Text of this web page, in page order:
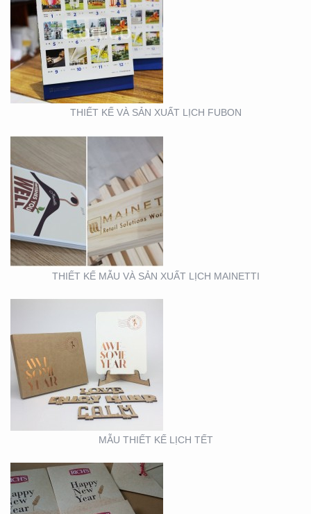
THIẾT KẾ VÀ SẢN XUẤT LỊCH FUBON
THIẾT KẾ MẪU VÀ SẢN
XUẤT LỊCH MAINETTI
THIẾT KẾ MẪU VÀ SẢN XUẤT LỊCH MAINETTI
MẪU THIẾT KẾ LỊCH
TẾT
MẪU THIẾT KẾ LỊCH TẾT
MẪU THIẾT KẾ THIỆP
TẾT RICHS